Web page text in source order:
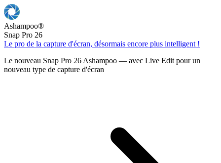
Ashampoo®
Snap Pro 26
Le pro de la capture d'écran, désormais encore plus intelligent !
Le nouveau Snap Pro 26 Ashampoo — avec Live Edit pour un
nouveau type de capture d'écran